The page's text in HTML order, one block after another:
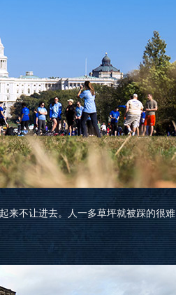
来不让进去。人一多草坪就被踩的很难